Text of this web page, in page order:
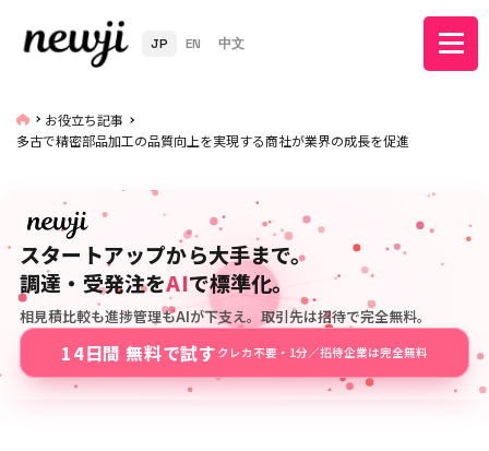
JP EN 中文
お役立ち記事
多古で精密部品加工の品質向上を実現する商社が業界の成長を促進
スタートアップから大手まで。
調達・受発注をAIで標準化。
相見積比較も進捗管理もAIが下支え。取引先は招待で完全無料。
14日間 無料で試す クレカ不要・1分／招待企業は完全無料